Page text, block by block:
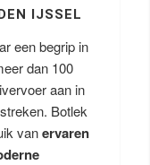
IJSSEL
een begrip in
dan 100
aan in
Botlek
vanervaren